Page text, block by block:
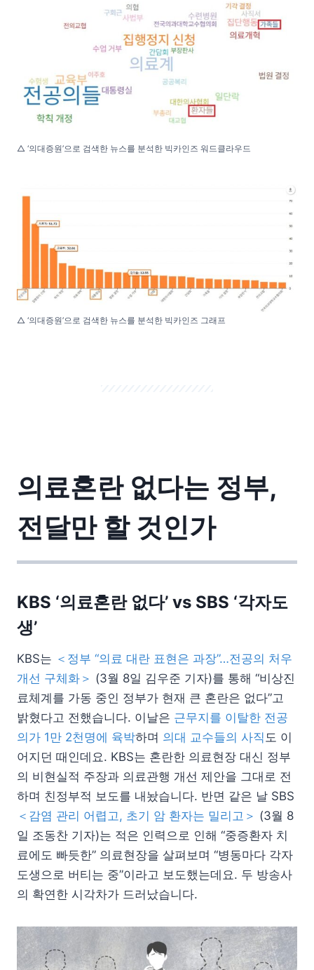
△ ‘의대증원’으로 검색한 뉴스를 분석한 빅카인즈 워드클라우드
△ ‘의대증원’으로 검색한 뉴스를 분석한 빅카인즈 그래프
의료혼란 없다는 정부,
전달만 할 것인가
KBS ‘의료혼란 없다’ vs SBS ‘각자도
생’
KBS는 ＜정부 “의료 대란 표현은 과장”…전공의 처우
개선 구체화＞ (3월 8일 김우준 기자)를 통해 “비상진
료체계를 가동 중인 정부가 현재 큰 혼란은 없다”고
밝혔다고 전했습니다. 이날은 근무지를 이탈한 전공
의가 1만 2천명에 육박하며 의대 교수들의 사직도 이
어지던 때인데요. KBS는 혼란한 의료현장 대신 정부
의 비현실적 주장과 의료관행 개선 제안을 그대로 전
하며 친정부적 보도를 내놨습니다. 반면 같은 날 SBS
＜감염 관리 어렵고, 초기 암 환자는 밀리고＞ (3월 8
일 조동찬 기자)는 적은 인력으로 인해 “중증환자 치
료에도 빠듯한” 의료현장을 살펴보며 “병동마다 각자
도생으로 버티는 중”이라고 보도했는데요. 두 방송사
의 확연한 시각차가 드러났습니다.